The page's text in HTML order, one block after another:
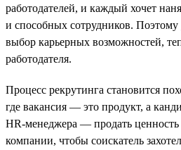
работодателей, и каждый хочет
и способных сотрудников.
выбор карьерных возможностей,
работодателя.
Процесс рекрутинга становится
где вакансия — это продукт, а
HR-менеджера — продать ценность
компании, чтобы соискатель